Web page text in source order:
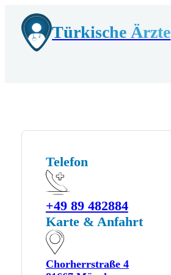
Türkische Ärzte
Telefon
+49 89 482884
Karte & Anfahrt
Chorherrstraße 4